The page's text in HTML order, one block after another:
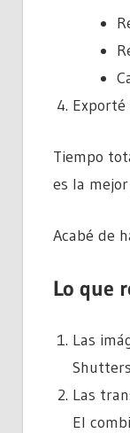
Tiempo
es la
Acabé de
Lo que
Las
Las
El